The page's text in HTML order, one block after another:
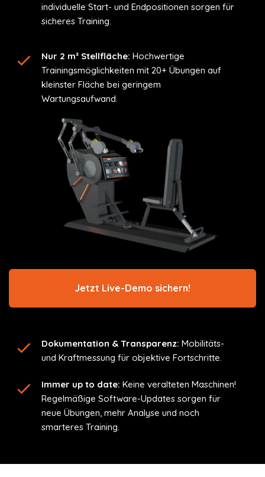
individuelle Start- und Endpositionen sorgen für
sicheres Training.
Nur 2 m² Stellfläche: Hochwertige
Trainingsmöglichkeiten mit 20+ Übungen auf
kleinster Fläche bei geringem
Wartungsaufwand.
Jetzt Live-Demo sichern!
Dokumentation & Transparenz: Mobilitäts-
und Kraftmessung für objektive Fortschritte.
Immer up to date: Keine veralteten Maschinen!
Regelmäßige Software-Updates sorgen für
neue Übungen, mehr Analyse und noch
smarteres Training.